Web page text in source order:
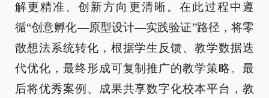
解更精准、创新方向更清晰。在此过程中遵
循“创意孵化—原型设计—实践验证”路径，将零
散想法系统转化，根据学生反馈、教学数据迭
代优化，最终形成可复制推广的教学策略。最
后将优秀案例、成果共享数字化校本平台，教